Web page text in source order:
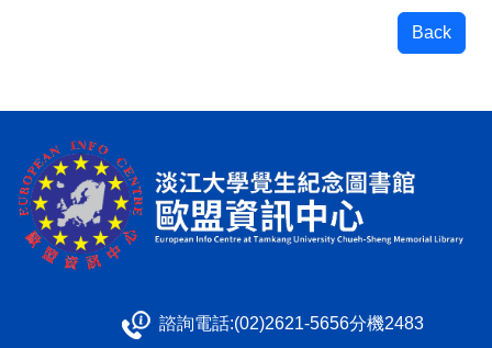
Back
諮詢電話:(02)2621-5656分機2483